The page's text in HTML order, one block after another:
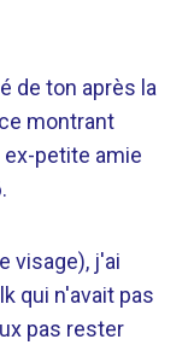
de ton après la
montrant
petite amie
visage), j'ai
qui n'avait pas
pas rester